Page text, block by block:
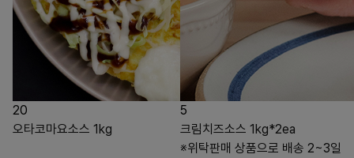
20
오타코마요소스 1kg
5
크림치즈소스 1kg*2ea
※위탁판매 상품으로 배송 2~3일